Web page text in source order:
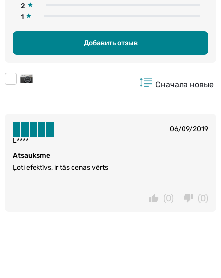
2
1
Добавить отзыв
Сначала новые
06/09/2019
Atsauksme
Ļoti efektīvs, ir tās cenas vērts
L****
(0)
(0)